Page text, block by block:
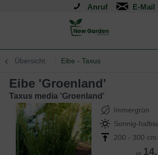
Anruf
Übersicht Eibe - Taxus
Eibe 'Groenland'
Taxus media 'Groenland'
Immergrün
Sonnig-
200 - 300 cm
ab